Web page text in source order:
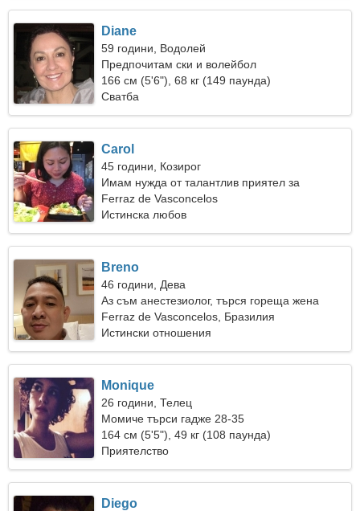
Diane
59 години, Водолей
Предпочитам ски и волейбол
166 см (5'6"), 68 кг (149 паунда)
Сватба
Carol
45 години, Козирог
Имам нужда от талантлив приятел за
запознанства
Ferraz de Vasconcelos
Истинска любов
Breno
46 години, Дева
Аз съм анестезиолог, търся гореща жена
Ferraz de Vasconcelos, Бразилия
Истински отношения
Monique
26 години, Телец
Момиче търси гадже 28-35
164 см (5'5"), 49 кг (108 паунда)
Приятелство
Diego